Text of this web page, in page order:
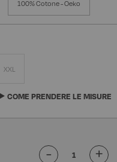
100% Cotone - Oeko
XXL
COME PRENDERE LE MISURE
- +